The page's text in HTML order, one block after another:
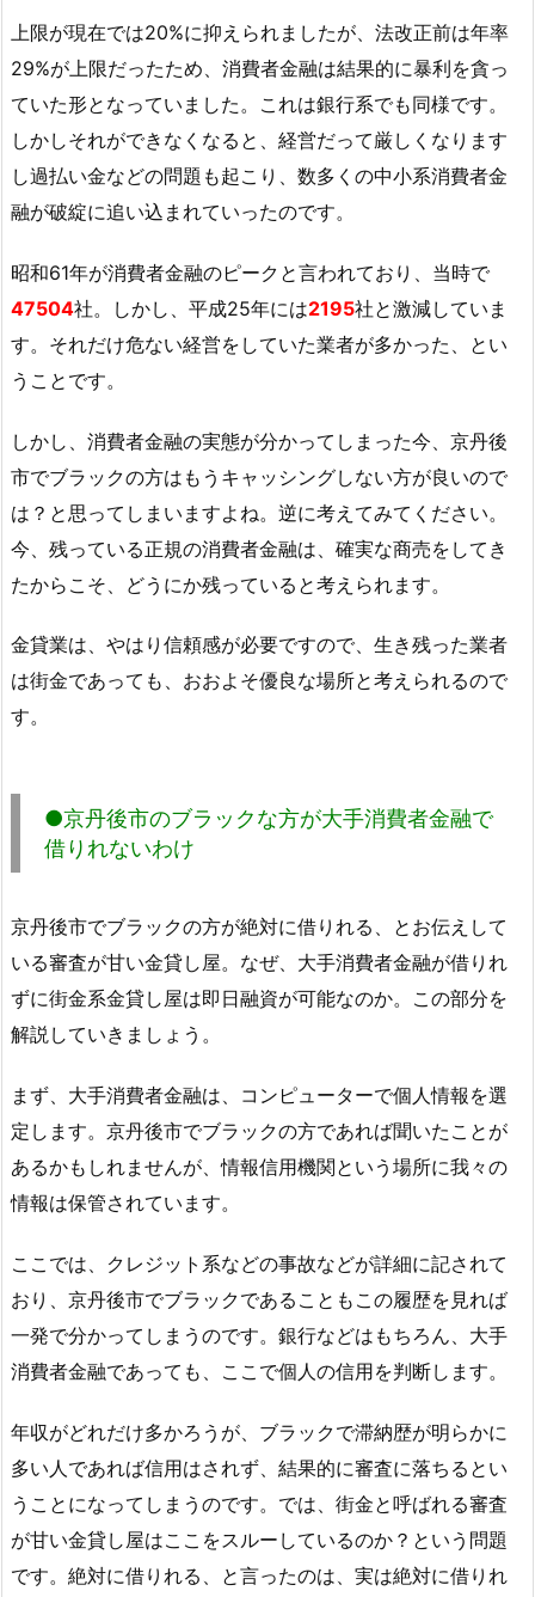
上限が現在では20%に抑えられましたが、法改正前は年率
29%が上限だったため、消費者金融は結果的に暴利を貪っ
ていた形となっていました。これは銀行系でも同様です。
しかしそれができなくなると、経営だって厳しくなります
し過払い金などの問題も起こり、数多くの中小系消費者金
融が破綻に追い込まれていったのです。
昭和61年が消費者金融のピークと言われており、当時で
47504社。しかし、平成25年には2195社と激減していま
す。それだけ危ない経営をしていた業者が多かった、とい
うことです。
しかし、消費者金融の実態が分かってしまった今、京丹後
市でブラックの方はもうキャッシングしない方が良いので
は？と思ってしまいますよね。逆に考えてみてください。
今、残っている正規の消費者金融は、確実な商売をしてき
たからこそ、どうにか残っていると考えられます。
金貸業は、やはり信頼感が必要ですので、生き残った業者
は街金であっても、おおよそ優良な場所と考えられるので
す。
●京丹後市のブラックな方が大手消費者金融で
借りれないわけ
京丹後市でブラックの方が絶対に借りれる、とお伝えして
いる審査が甘い金貸し屋。なぜ、大手消費者金融が借りれ
ずに街金系金貸し屋は即日融資が可能なのか。この部分を
解説していきましょう。
まず、大手消費者金融は、コンピューターで個人情報を選
定します。京丹後市でブラックの方であれば聞いたことが
あるかもしれませんが、情報信用機関という場所に我々の
情報は保管されています。
ここでは、クレジット系などの事故などが詳細に記されて
おり、京丹後市でブラックであることもこの履歴を見れば
一発で分かってしまうのです。銀行などはもちろん、大手
消費者金融であっても、ここで個人の信用を判断します。
年収がどれだけ多かろうが、ブラックで滞納歴が明らかに
多い人であれば信用はされず、結果的に審査に落ちるとい
うことになってしまうのです。では、街金と呼ばれる審査
が甘い金貸し屋はここをスルーしているのか？という問題
です。絶対に借りれる、と言ったのは、実は絶対に借りれ